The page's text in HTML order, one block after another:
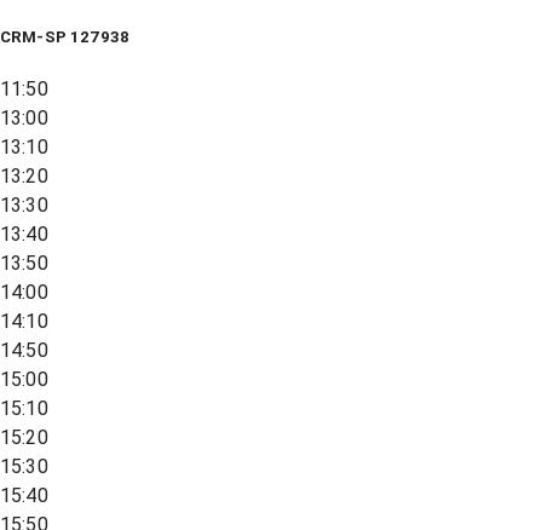
CRM-SP 127938
11:50
13:00
13:10
13:20
13:30
13:40
13:50
14:00
14:10
14:50
15:00
15:10
15:20
15:30
15:40
15:50